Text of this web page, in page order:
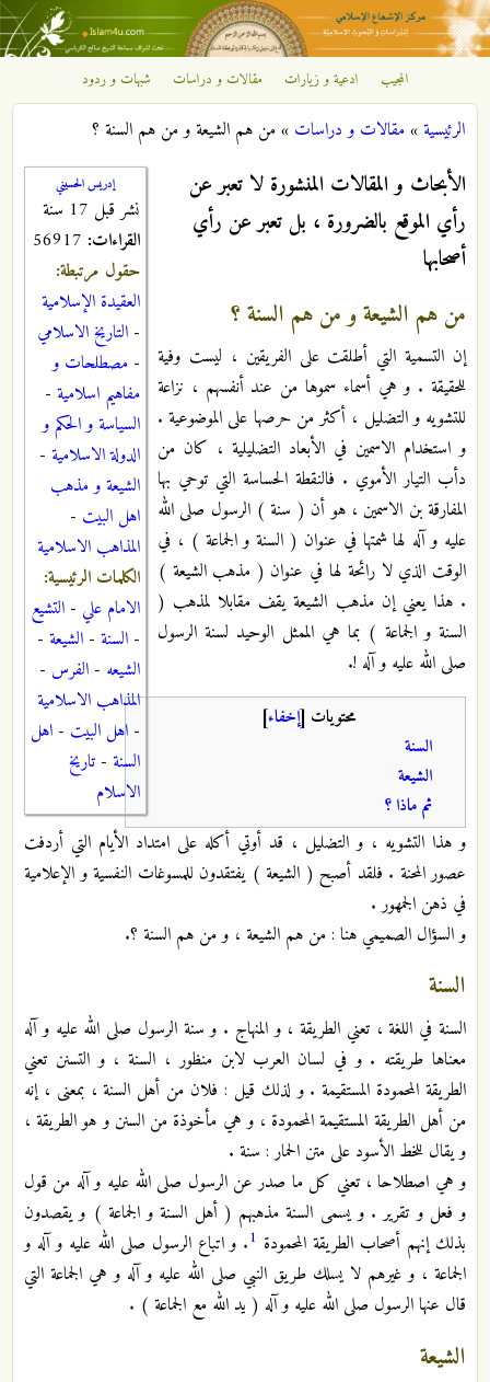
تجاوز إلى المحتوى الرئيسي
مركز
الإشعاع
الإسلامي
المجيب ادعية و زيارات مقالات و دراسات شبهات و ردود
أنت هنا
الرئيسية»مقالات و دراسات »من هم الشيعة و من هم السنة ؟
إدريس الحسيني
نشر قبل 17 سنة
القراءات:
حقول مرتبطة:
العقيدة الإسلامية
- التاريخ الاسلامي
- مصطلحات و
مفاهيم اسلامية -
السياسة و الحكم و
الدولة الاسلامية -
الشيعة و مذهب
اهل البيت -
المذاهب الاسلامية
الكلمات الرئيسية:
الامام علي - التشيع
- السنة - الشيعة -
الشيعه - الفرس -
المذاهب الاسلامية
- اهل البيت - اهل
السنة - تاريخ
الاسلام
الأبحاث و المقالات المنشورة لا تعبر عن
رأي الموقع بالضرورة ، بل تعبر عن رأي
أصحابها
من هم الشيعة و من هم السنة ؟
إن التسمية التي أطلقت على الفريقين ، ليست وفية
للحقيقة . و هي أسماء سموها من عند أنفسهم ، نزاعة
للتشويه و التضليل ، أكثر من حرصها على الموضوعية .
و استخدام الاسمين في الأبعاد التضليلية ، كان من
دأب التيار الأموي . فالنقطة الحساسة التي توحي بها
المفارقة بن الاسمين ، هو أن ( سنة ) الرسول صلى الله
عليه و آله لها شمتها في عنوان ( السنة و الجماعة ) ، في
الوقت الذي لا رائحة لها في عنوان ( مذهب الشيعة )
. هذا يعني إن مذهب الشيعة يقف مقابلا لمذهب (
السنة و الجماعة ) بما هي الممثل الوحيد لسنة الرسول
صلى الله عليه و آله !.
محتويات [إخفاء]
السنة
الشيعة
ثم ماذا ؟
و هذا التشويه ، و التضليل ، قد أوتي أكله على امتداد الأيام التي أردفت
عصور المحنة . فلقد أصبح ( الشيعة ) يفتقدون للمسوغات النفسية و الإعلامية
في ذهن الجمهور .
و السؤال الصميمي هنا : من هم الشيعة ، و من هم السنة ؟.
السنة
السنة في اللغة ، تعني الطريقة ، و المنهاج . و سنة الرسول صلى الله عليه و آله
معناها طريقته . و في لسان العرب لابن منظور ، السنة ، و التسنن تعني
الطريقة المحمودة المستقيمة . و لذلك قيل : فلان من أهل السنة ، بمعنى ، إنه
من أهل الطريقة المستقيمة المحمودة ، و هي مأخوذة من السنن و هو الطريقة ،
و يقال للخط الأسود على متن الحمار : سنة .
و هي اصطلاحا ، تعني كل ما صدر عن الرسول صلى الله عليه و آله من قول
و فعل و تقرير . و يسمى السنة مذهبهم ( أهل السنة و الجماعة ) و يقصدون
بذلك إنهم أصحاب الطريقة المحمودة 1. و اتباع الرسول صلى الله عليه و آله و
الجماعة ، و غيرهم لا يسلك طريق النبي صلى الله عليه و آله و هي الجماعة التي
قال عنها الرسول صلى الله عليه و آله ( يد الله مع الجماعة ) .
الشيعة